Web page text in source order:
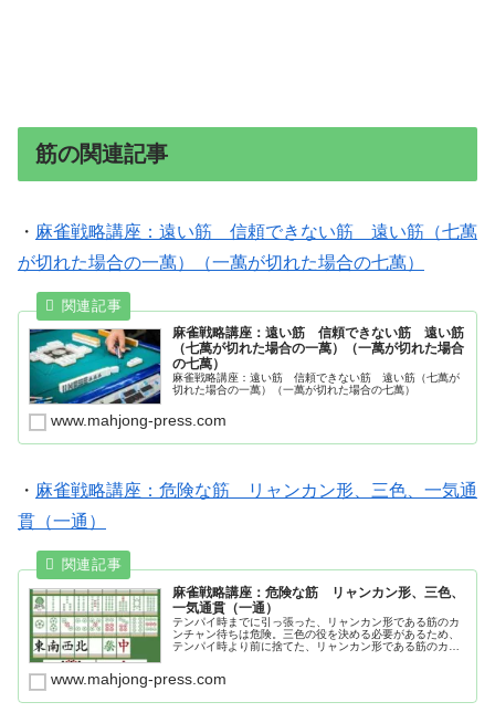
筋の関連記事
・ 麻雀戦略講座：遠い筋 信頼できない筋 遠い筋（七萬
が切れた場合の一萬）（一萬が切れた場合の七萬）
麻雀戦略講座：遠い筋 信頼できない筋 遠い筋
（七萬が切れた場合の一萬）（一萬が切れた場合
の七萬）
麻雀戦略講座：遠い筋 信頼できない筋 遠い筋（七萬が
切れた場合の一萬）（一萬が切れた場合の七萬）
www.mahjong-press.com
・ 麻雀戦略講座：危険な筋 リャンカン形、三色、一気通
貫（一通）
麻雀戦略講座：危険な筋 リャンカン形、三色、
一気通貫（一通）
テンパイ時までに引っ張った、リャンカン形である筋のカ
ンチャン待ちは危険。三色の役を決める必要があるため、
テンパイ時より前に捨てた、リャンカン形である筋のカン
が多く、筋が安全にならない。
www.mahjong-press.com